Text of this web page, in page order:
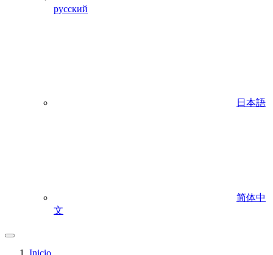
русский
日本語
简体中
文
Inicio